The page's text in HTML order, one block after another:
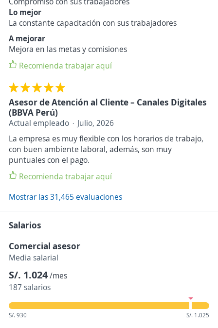
Lo mejor
La constante capacitación con sus trabajadores
A mejorar
Mejora en las metas y comisiones
Recomienda trabajar aquí
Asesor de Atención al Cliente – Canales Digitales
(BBVA Perú)
Actual empleado
Julio, 2026
La empresa es muy flexible con los horarios de trabajo,
con buen ambiente laboral, además, son muy
puntuales con el pago.
Recomienda trabajar aquí
Mostrar las 31,465 evaluaciones
Salarios
Comercial asesor
Media salarial
S/. 1.024/mes
187 salarios
S/. 930 S/. 1.025